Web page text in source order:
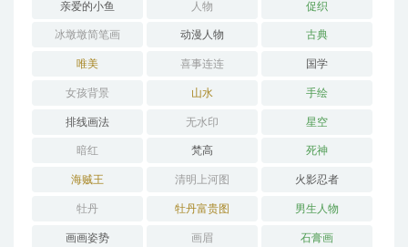
亲爱的小鱼 人物 促织
冰墩墩简笔画 动漫人物 古典
唯美 喜事连连 国学
女孩背景 山水 手绘
排线画法 无水印 星空
暗红 梵高 死神
海贼王 清明上河图 火影忍者
牡丹 牡丹富贵图 男生人物
画画姿势 画眉 石膏画